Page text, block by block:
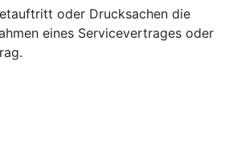
oder Drucksachen die
eines Servicevertrages oder